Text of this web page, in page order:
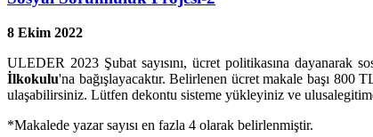
8 Ekim 2022
ULEDER 2023 Şubat sayısını, ücret politikasına dayanarak
İlkokulu'na bağışlayacaktır. Belirlenen ücret makale başı
ulaşabilirsiniz. Lütfen dekontu sisteme yükleyiniz ve
*Makalede yazar sayısı en fazla 4 olarak belirlenmiştir.